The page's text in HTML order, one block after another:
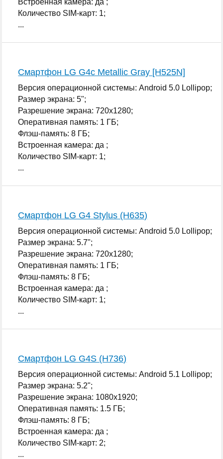
Количество SIM-карт: 1;
...
Смартфон LG G4c Metallic Gray [H525N]
Версия операционной системы: Android 5.0 Lollipop;
Размер экрана: 5";
Разрешение экрана: 720x1280;
Оперативная память: 1 ГБ;
Флэш-память: 8 ГБ;
Встроенная камера: да ;
Количество SIM-карт: 1;
...
Смартфон LG G4 Stylus (H635)
Версия операционной системы: Android 5.0 Lollipop;
Размер экрана: 5.7";
Разрешение экрана: 720x1280;
Оперативная память: 1 ГБ;
Флэш-память: 8 ГБ;
Встроенная камера: да ;
Количество SIM-карт: 1;
...
Смартфон LG G4S (H736)
Версия операционной системы: Android 5.1 Lollipop;
Размер экрана: 5.2";
Разрешение экрана: 1080x1920;
Оперативная память: 1.5 ГБ;
Флэш-память: 8 ГБ;
Встроенная камера: да ;
Количество SIM-карт: 2;
...